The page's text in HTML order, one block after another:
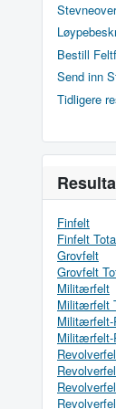
Bestill
Send inn
Tidligere
Finfelt
Finfelt
Grovfelt
Grovfelt
Militærfelt
Militærfelt
Militærfelt-
Militærfelt-